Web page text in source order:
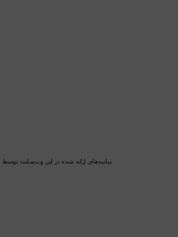
بیانیه‌های ارائه شده در این وب‌سایت توسط